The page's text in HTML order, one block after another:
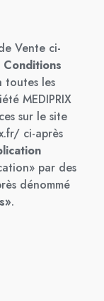
Vente ci-
toutes les
MEDIPRIX
sur le site
ci-après
par des
dénommé
.